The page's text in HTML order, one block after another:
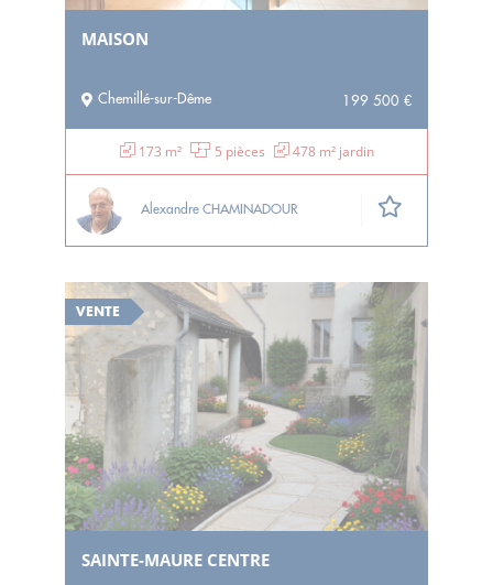
MAISON
Chemillé-sur-Dême 199 500 €
173 m² 5 pièces 478 m² jardin
Alexandre CHAMINADOUR
VENTE
SAINTE-MAURE CENTRE